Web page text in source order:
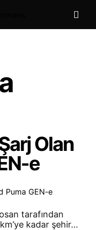
Olan
e
tarafından
kadar şehir…